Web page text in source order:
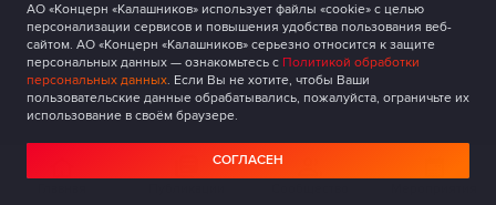
АО «Концерн «Калашников» использует файлы «cookie» с целью
персонализации сервисов и повышения удобства пользования веб-
сайтом. АО «Концерн «Калашников» серьезно относится к защите
персональных данных — ознакомьтесь с Политикой обработки
персональных данных. Если Вы не хотите, чтобы Ваши
пользовательские данные обрабатывались, пожалуйста, ограничьте их
использование в своём браузере.
СОГЛАСЕН